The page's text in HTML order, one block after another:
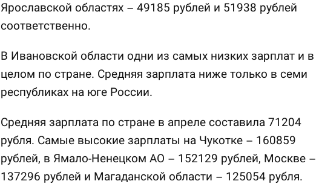
Ярославской областях – 49185 рублей и 51938 рублей
соответственно.
В Ивановской области одни из самых низких зарплат и в
целом по стране. Средняя зарплата ниже только в семи
республиках на юге России.
Средняя зарплата по стране в апреле составила 71204
рубля. Самые высокие зарплаты на Чукотке – 160859
рублей, в Ямало-Ненецком АО – 152129 рублей, Москве –
137296 рублей и Магаданской области – 125054 рубля.